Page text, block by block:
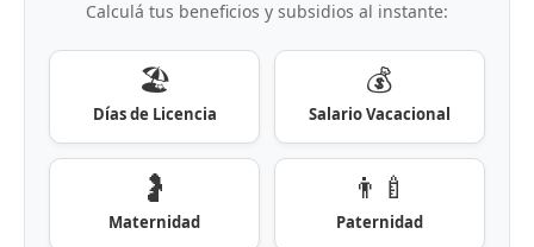
Calculá tus beneficios y subsidios al instante:
🏖️
Días de Licencia
💰
Salario Vacacional
🤰
Maternidad
👨‍🍼
Paternidad